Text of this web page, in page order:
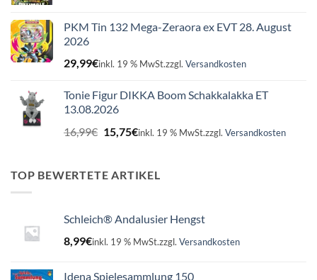
PKM Tin 132 Mega-Zeraora ex EVT 28. August
2026
29,99€inkl. 19 % MwSt.zzgl. Versandkosten
Tonie Figur DIKKA Boom Schakkalakka ET
13.08.2026
16,99€ Ursprünglicher
Preis
16,99€
15,75€Aktueller
15,75€.
inkl. 19 % MwSt.zzgl. Versandkosten
TOP BEWERTETE ARTIKEL
Schleich® Andalusier Hengst
8,99€inkl. 19 % MwSt.zzgl. Versandkosten
Idena Spielesammlung 150